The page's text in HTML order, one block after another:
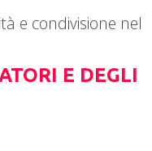
e condivisione nel
E DEGLI